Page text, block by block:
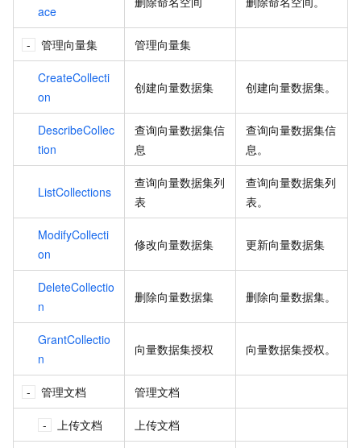
ace
管理向量集 管理向量集
CreateCollecti
on
创建向量数据集 创建向量数据集。
DescribeCollec
tion
查询向量数据集信
息
查询向量数据集信
息。
ListCollections
查询向量数据集列
表
查询向量数据集列
表。
ModifyCollecti
on
修改向量数据集 更新向量数据集
DeleteCollectio
n
删除向量数据集 删除向量数据集。
GrantCollectio
n
向量数据集授权 向量数据集授权。
管理文档 管理文档
上传文档 上传文档